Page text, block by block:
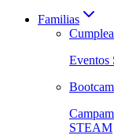
Familias
Eventos
STEAM